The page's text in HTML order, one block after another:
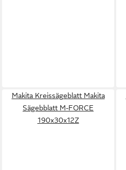
Makita Kreissägeblatt Makita
Sägebblatt M-FORCE
190x30x12Z